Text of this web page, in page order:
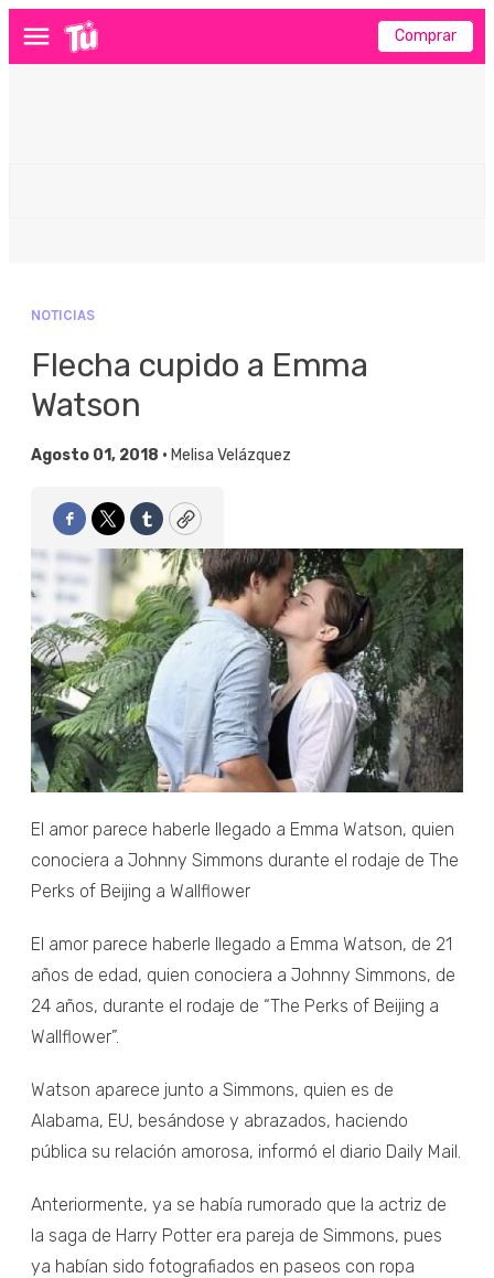
Menú Comprar
NOTICIAS
Flecha cupido a Emma
Watson
Agosto 01, 2018 • Melisa Velázquez
Facebook
TwitterTumblrCopy
El amor parece haberle llegado a Emma Watson, quien
conociera a Johnny Simmons durante el rodaje de The
Perks of Beijing a Wallflower
El amor parece haberle llegado a Emma Watson, de 21
años de edad, quien conociera a Johnny Simmons, de
24 años, durante el rodaje de “The Perks of Beijing a
Wallflower”.
Watson aparece junto a Simmons, quien es de
Alabama, EU, besándose y abrazados, haciendo
pública su relación amorosa, informó el diario Daily Mail.
Anteriormente, ya se había rumorado que la actriz de
la saga de Harry Potter era pareja de Simmons, pues
ya habían sido fotografiados en paseos con ropa